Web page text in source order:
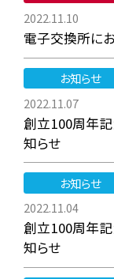
2022.11.10
電子交換所に
お知らせ
2022.11.07
創立100周年
知らせ
お知らせ
2022.11.04
創立100周年
知らせ